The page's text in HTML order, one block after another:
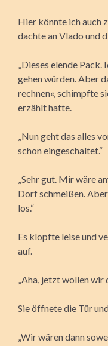
Hier könnte ich auch
dachte an Vlado und
„Dieses elende
gehen würden. Aber
rechnen«, schimpfte
erzählt hatte.
„Nun geht das alles
schon eingeschaltet.“
„Sehr gut. Mir wäre
Dorf schmeißen.
los.“
Es klopfte leise und
auf.
„Aha, jetzt wollen wir
Sie öffnete die Tür
„Wir wären dann